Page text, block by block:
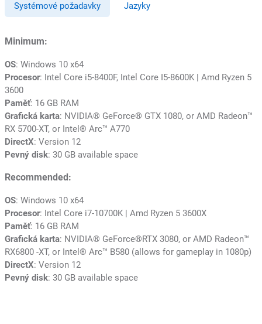
Systémové požadavky Jazyky
Minimum:
OS: Windows 10 x64
Procesor: Intel Core i5-8400F, Intel Core I5-8600K | Amd Ryzen 5
3600
Paměť: 16 GB RAM
Grafická karta: NVIDIA® GeForce® GTX 1080, or AMD Radeon™
RX 5700-XT, or Intel® Arc™ A770
DirectX: Version 12
Pevný disk: 30 GB available space
Recommended:
OS: Windows 10 x64
Procesor: Intel Core i7-10700K | Amd Ryzen 5 3600X
Paměť: 16 GB RAM
Grafická karta: NVIDIA® GeForce®RTX 3080, or AMD Radeon™
RX6800 -XT, or Intel® Arc™ B580 (allows for gameplay in 1080p)
DirectX: Version 12
Pevný disk: 30 GB available space